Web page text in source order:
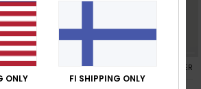
FIBER RECYCLED FIBER
ONLY FI SHIPPING ONLY